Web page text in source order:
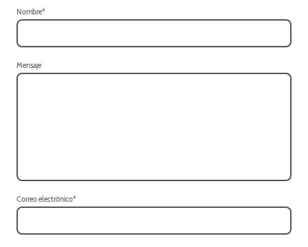
Nombre*
Mensaje
Correo electrónico*